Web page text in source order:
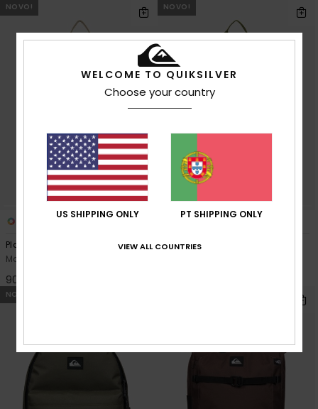
NOVO!
Platinium Lite 18L
Mochila média Bege Homem
90,00 €
NOVO!
Platinium Lite 18L
NOVO!
WELCOME TO QUIKSILVER
Choose your country
US SHIPPING ONLY PT SHIPPING ONLY
VIEW ALL COUNTRIES